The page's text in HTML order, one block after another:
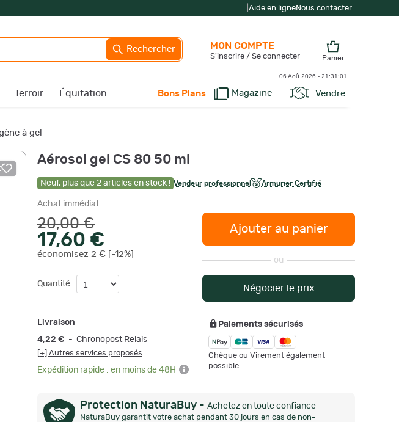
Aide en ligneNous contacter
Rechercher
Terroir Équitation Bons Plans Magazine Vendre
MON COMPTE
S'inscrire / Se connecter Panier
06 Aoû 2026 - 21:31:02
à gel
Aérosol gel CS 80 50 ml
Neuf, plus que 2 articles en stock ! Vendeur professionnel Armurier Certifié
Achat immédiat
20,00 €
17,60 €
économisez 2 € [-12%]
Quantité :
Ajouter au panier
ou
Négocier le prix
Livraison
4,22 € - Chronopost Relais
[+] Autres services proposés
Expédition rapide : en moins de 48H
Paiements sécurisés
Chèque ou Virement également
possible.
Protection NaturaBuy - Achetez en toute confiance
NaturaBuy garantit votre achat pendant 30 jours en cas de non-